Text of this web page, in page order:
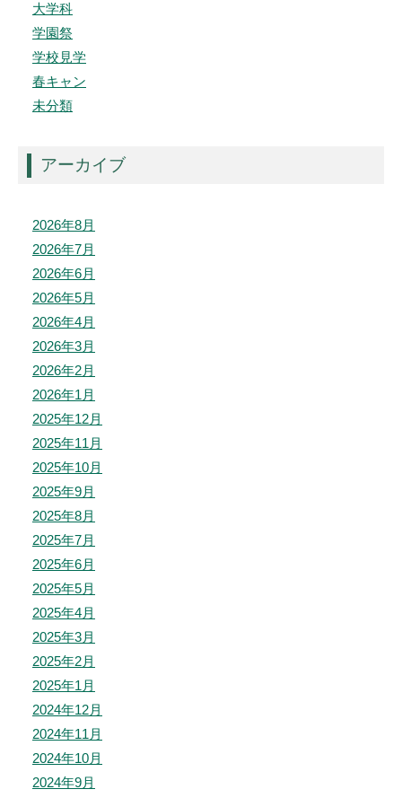
大学科
学園祭
学校見学
春キャン
未分類
アーカイブ
2026年8月
2026年7月
2026年6月
2026年5月
2026年4月
2026年3月
2026年2月
2026年1月
2025年12月
2025年11月
2025年10月
2025年9月
2025年8月
2025年7月
2025年6月
2025年5月
2025年4月
2025年3月
2025年2月
2025年1月
2024年12月
2024年11月
2024年10月
2024年9月